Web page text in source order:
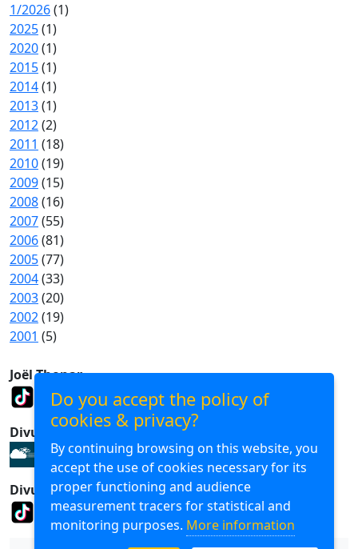
1/2026(1)
2025(1)
2020(1)
2015(1)
2014(1)
2013(1)
2012(2)
2011 (18)
2010(19)
2009(15)
2008(16)
2007(55)
2006(81)
2005(77)
2004(33)
2003(20)
2002(19)
2001 (5)
Joël Thonar
Divuba Consulting
Divuba Airlines
Do you accept the policy of
cookies & privacy?
By continuing browsing on this website, you
accept the use of cookies necessary for its
proper functioning and audience
measurement tracers for statistical and
monitoring purposes. More information